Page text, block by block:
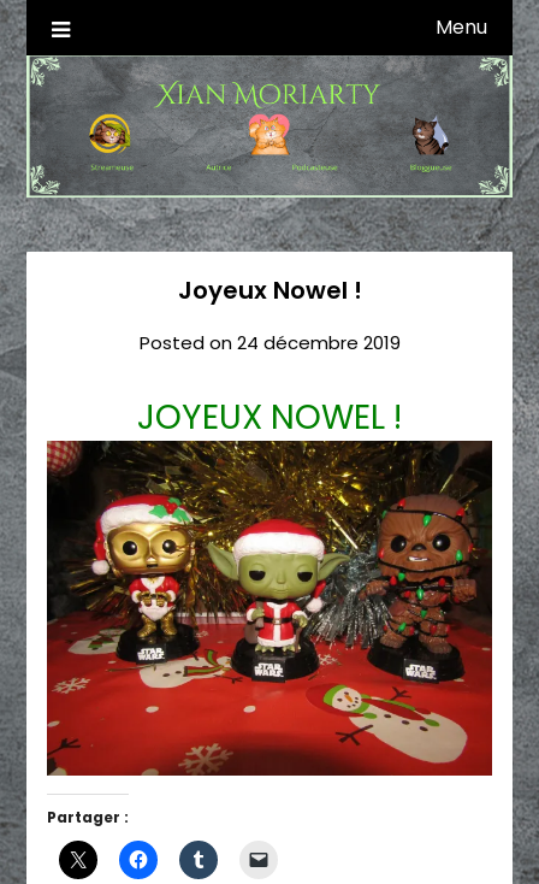
Skip
to
content
Xian Moriarty
Autrice SFFF & Blogueuse & Streameuse Menu
Joyeux Nowel !
Posted on24 décembre 2019
JOYEUX NOWEL !
Partager :